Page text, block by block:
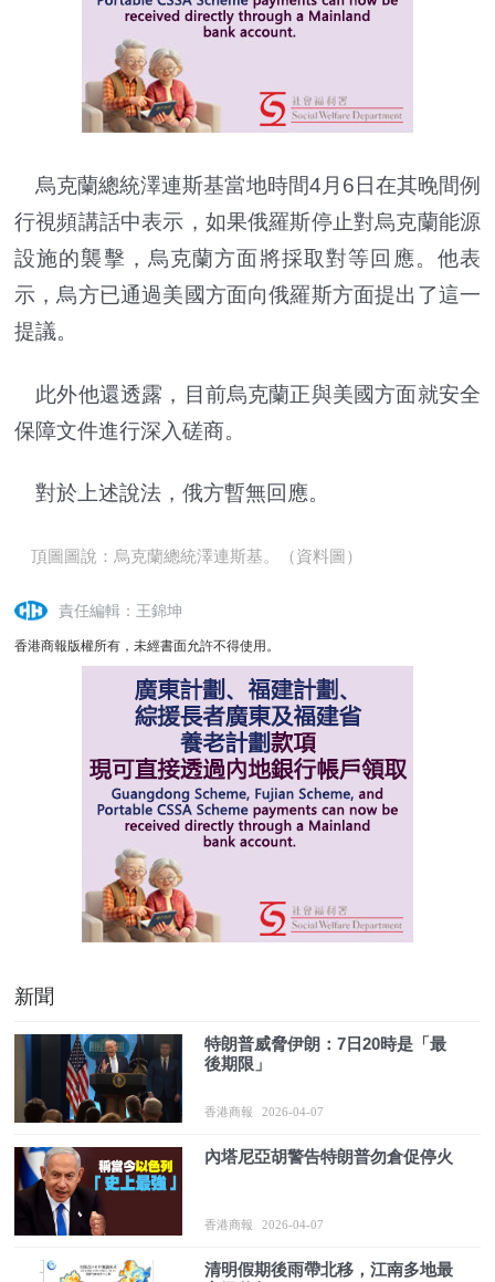
烏克蘭總統澤連斯基當地時間4月6日在其晚間例
行視頻講話中表示，如果俄羅斯停止對烏克蘭能源
設施的襲擊，烏克蘭方面將採取對等回應。他表
示，烏方已通過美國方面向俄羅斯方面提出了這一
提議。
此外他還透露，目前烏克蘭正與美國方面就安全
保障文件進行深入磋商。
對於上述說法，俄方暫無回應。
頂圖圖說：烏克蘭總統澤連斯基。（資料圖）
責任編輯：王錦坤
香港商報版權所有，未經書面允許不得使用。
新聞
特朗普威脅伊朗：7日20時是「最
後期限」
香港商報 2026-04-07
內塔尼亞胡警告特朗普勿倉促停火
香港商報 2026-04-07
清明假期後雨帶北移，江南多地最